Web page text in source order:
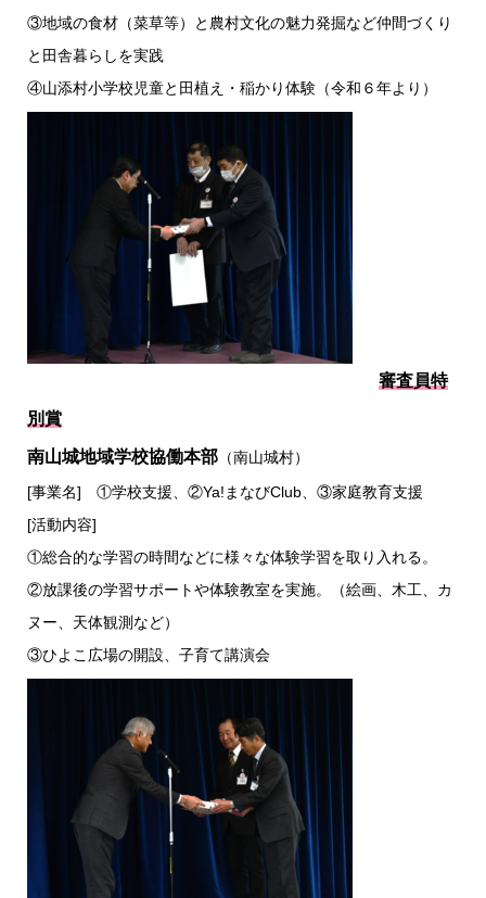
③地域の食材（菜草等）と農村文化の魅力発掘など仲間づくり
と田舎暮らしを実践
④山添村小学校児童と田植え・稲かり体験（令和６年より）
審査員特
別賞
南山城地域学校協働本部 （南山城村）
[事業名] ①学校支援、②Ya!まなびClub、③家庭教育支援
[活動内容]
①総合的な学習の時間などに様々な体験学習を取り入れる。
②放課後の学習サポートや体験教室を実施。（絵画、木工、カ
ヌー、天体観測など）
③ひよこ広場の開設、子育て講演会